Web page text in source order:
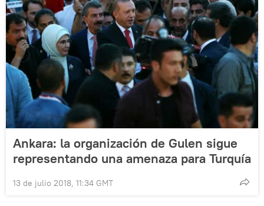
Ankara: la organización de Gulen sigue
representando una amenaza para Turquía
13 de julio 2018, 11:34 GMT